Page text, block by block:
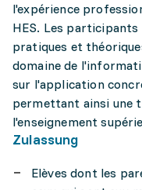
l'expérience
HES. Les
pratiques et
domaine de
sur l'application
permettant ainsi une
l'enseignement
Zulassung
Elèves dont les